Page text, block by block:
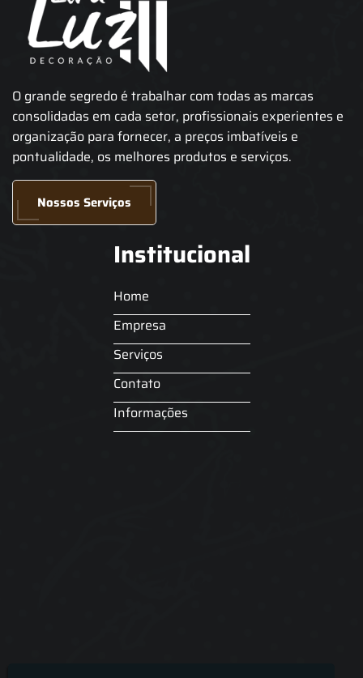
O grande segredo é trabalhar com todas as marcas
consolidadas em cada setor, profissionais experientes e
organização para fornecer, a preços imbatíveis e
pontualidade, os melhores produtos e serviços.
Nossos Serviços
Institucional
Home
Empresa
Serviços
Contato
Informações